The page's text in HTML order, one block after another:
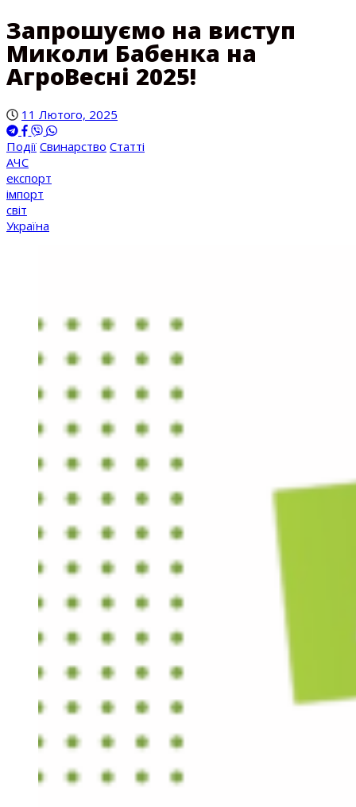
Запрошуємо на виступ
Миколи Бабенка на
АгроВесні 2025!
11 Лютого, 2025
Події Свинарство Статті
АЧС
експорт
імпорт
світ
Україна